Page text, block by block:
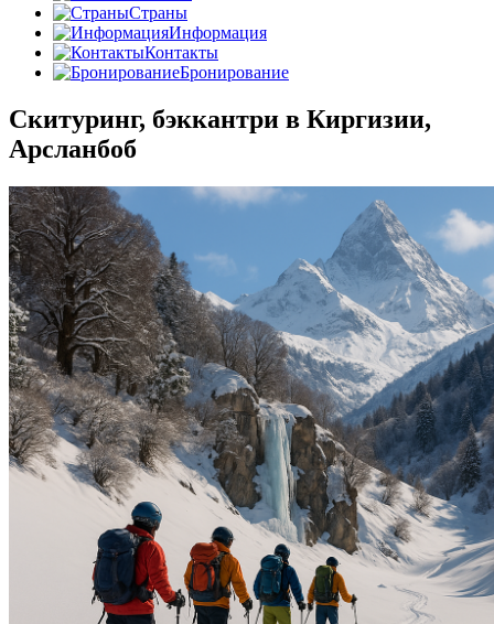
Страны
Информация
Контакты
Бронирование
Скитуринг, бэккантри в Киргизии,
Арсланбоб